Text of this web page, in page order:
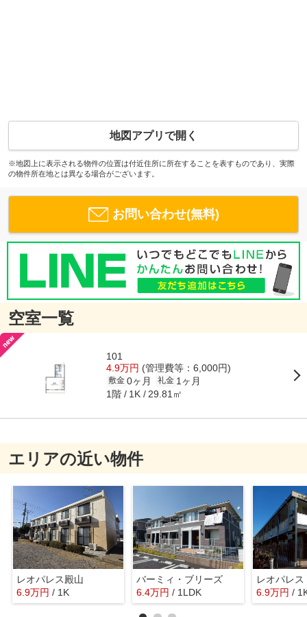
地図アプリで開く
※地図上に表示される物件の位置は付近住所に所在することを表すものであり、実際
の物件所在地とは異なる場合がございます。
お問い合わせ(無料)
空室一覧
101
4.9万円 (管理費等：6,000円)
敷金 0ヶ月 礼金 1ヶ月
1階 1K 29.81㎡
エリアの近い物件
レオパレス殿山
6.9万円 / 1K
バーミィ・ブリーズ
6.4万円 / 1LDK
レオパレス
6.9万円 /